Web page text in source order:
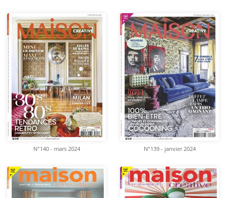
N°140 - mars 2024 N°139 - janvier 2024